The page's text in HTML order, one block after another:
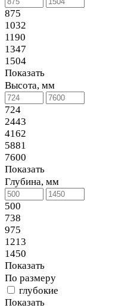
875
1032
1190
1347
1504
Показать
Высота, мм
724
2443
4162
5881
7600
Показать
Глубина, мм
500
738
975
1213
1450
Показать
По размеру
глубокие
Показать